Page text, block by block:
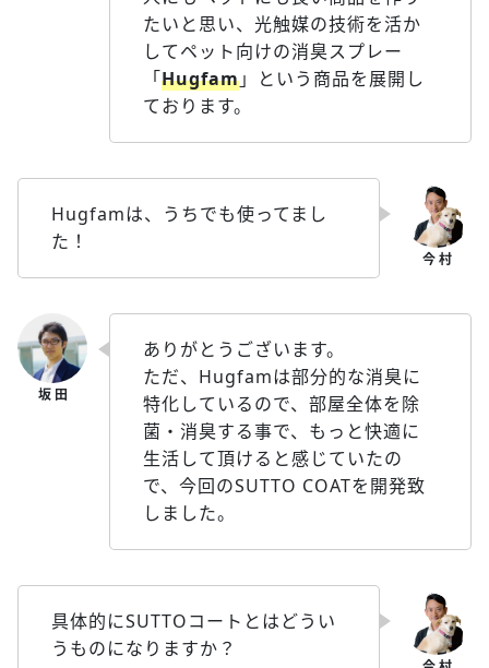
たいと思い、光触媒の技術を活か
してペット向けの消臭スプレー
「Hugfam」という商品を展開し
ております。
Hugfamは、うちでも使ってまし
た！
ありがとうございます。
ただ、Hugfamは部分的な消臭に
特化しているので、部屋全体を除
菌・消臭する事で、もっと快適に
生活して頂けると感じていたの
で、今回のSUTTO COATを開発致
しました。
具体的にSUTTOコートとはどうい
うものになりますか？